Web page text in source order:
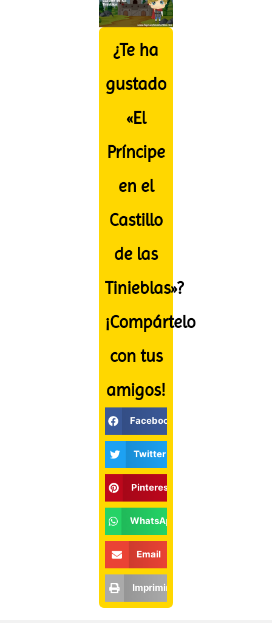
¿Te ha
gustado
«El
Príncipe
en el
Castillo
de las
Tinieblas»?
¡Compártelo
con tus
amigos!
Facebook
Twitter
Pinterest
WhatsApp
Email
Imprimir